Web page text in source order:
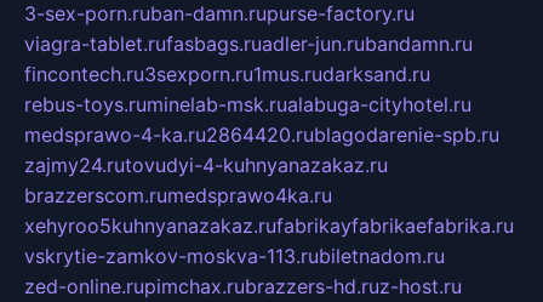
3-sex-porn.ruban-damn.rupurse-factory.ru
viagra-tablet.rufasbags.ruadler-jun.rubandamn.ru
fincontech.ru3sexporn.ru1mus.rudarksand.ru
rebus-toys.ruminelab-msk.rualabuga-cityhotel.ru
medsprawo-4-ka.ru2864420.rublagodarenie-spb.ru
zajmy24.rutovudyi-4-kuhnyanazakaz.ru
brazzerscom.rumedsprawo4ka.ru
xehyroo5kuhnyanazakaz.rufabrikayfabrikaefabrika.ru
vskrytie-zamkov-moskva-113.rubiletnadom.ru
zed-online.rupimchax.rubrazzers-hd.ruz-host.ru